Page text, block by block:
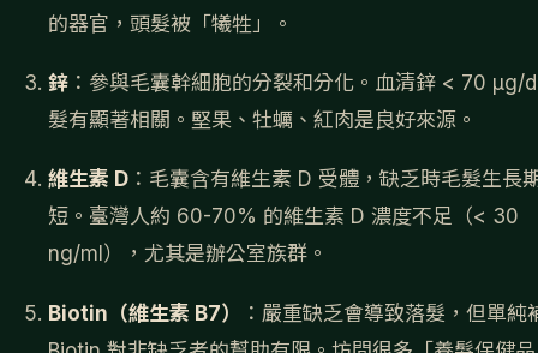
的器官，頭髮被「犧牲」。
鋅 ：參與毛囊幹細胞的分裂和分化。血清鋅 < 70 μg/
髮有顯著相關。堅果、牡蠣、紅肉是良好來源。
維生素 D ：毛囊含有維生素 D 受體，缺乏時毛髮生長
短。臺灣人約 60-70% 的維生素 D 濃度不足（< 30
ng/ml），尤其是辦公室族群。
Biotin（維生素 B7）
：嚴重缺乏會導致落髮，但單純